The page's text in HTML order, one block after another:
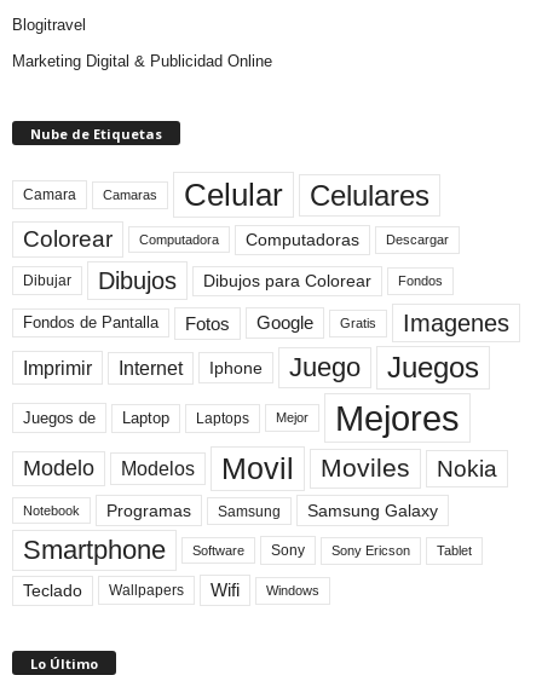
Blogitravel
Marketing Digital & Publicidad Online
Nube de Etiquetas
Camara Camaras Celular Celulares
Colorear Computadora Computadoras Descargar
Dibujar Dibujos Dibujos para Colorear Fondos
Fondos de Pantalla Fotos Google Gratis Imagenes
Imprimir Internet Iphone Juego Juegos
Juegos de Laptop Laptops Mejor Mejores
Modelo Modelos Movil Moviles Nokia
Notebook Programas Samsung Samsung Galaxy
Smartphone Software Sony Sony Ericson Tablet
Teclado Wallpapers Wifi Windows
Lo Último